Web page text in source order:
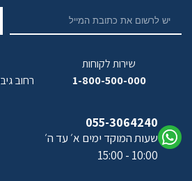
שירות לקוחות
1-800-500-000
055-3064240
שעות המוקד ימים א׳ עד ה׳
10:00 - 15:00
רחוב גיבורי